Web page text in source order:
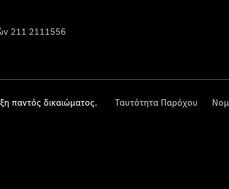
211 2111556
παντός δικαιώματος. Ταυτότητα Παρόχου